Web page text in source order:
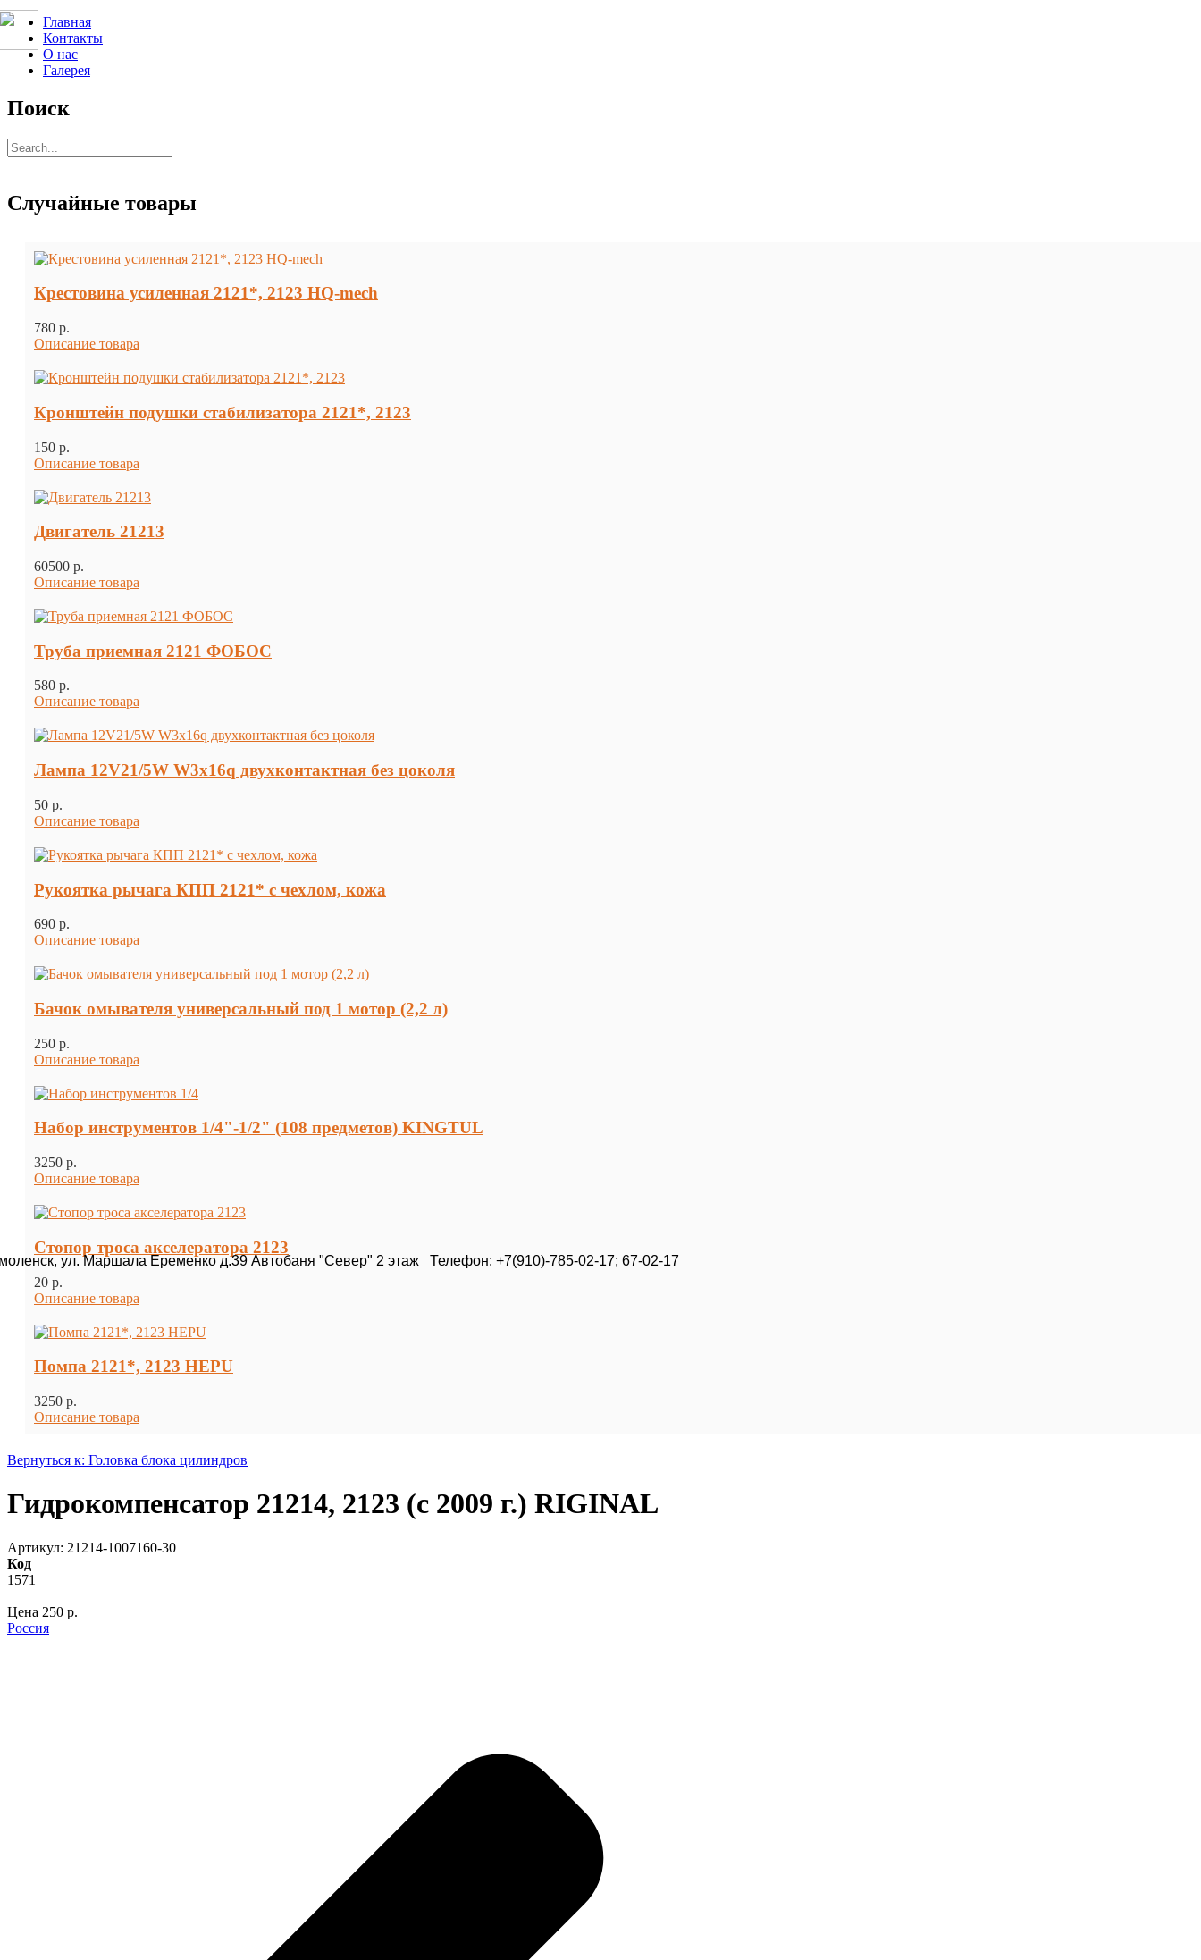
ул. Маршала Еременко д.39 Автобаня "Север" 2 этаж Телефон: +7(910)-785-02-17; 67-02-17
Главная
Контакты
О нас
Галерея
Поиск
Случайные товары
Крестовина усиленная 2121*, 2123 HQ-mech
780 p.
Описание товара
Кронштейн подушки стабилизатора 2121*, 2123
150 p.
Описание товара
Двигатель 21213
60500 p.
Описание товара
Труба приемная 2121 ФОБОС
580 p.
Описание товара
Лампа 12V21/5W W3x16q двухконтактная без цоколя
50 p.
Описание товара
Рукоятка рычага КПП 2121* с чехлом, кожа
690 p.
Описание товара
Бачок омывателя универсальный под 1 мотор (2,2 л)
250 p.
Описание товара
Набор инструментов 1/4"-1/2" (108 предметов) KINGTUL
3250 p.
Описание товара
Стопор троса акселератора 2123
20 p.
Описание товара
Помпа 2121*, 2123 HEPU
3250 p.
Описание товара
Вернуться к: Головка блока цилиндров
Гидрокомпенсатор 21214, 2123 (с 2009 г.) RIGINAL
Артикул: 21214-1007160-30
Код
1571
Цена 250 p.
Россия